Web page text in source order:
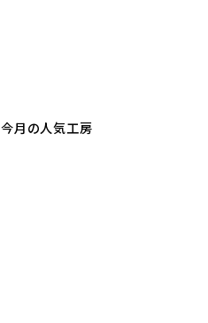
今月の人気工房